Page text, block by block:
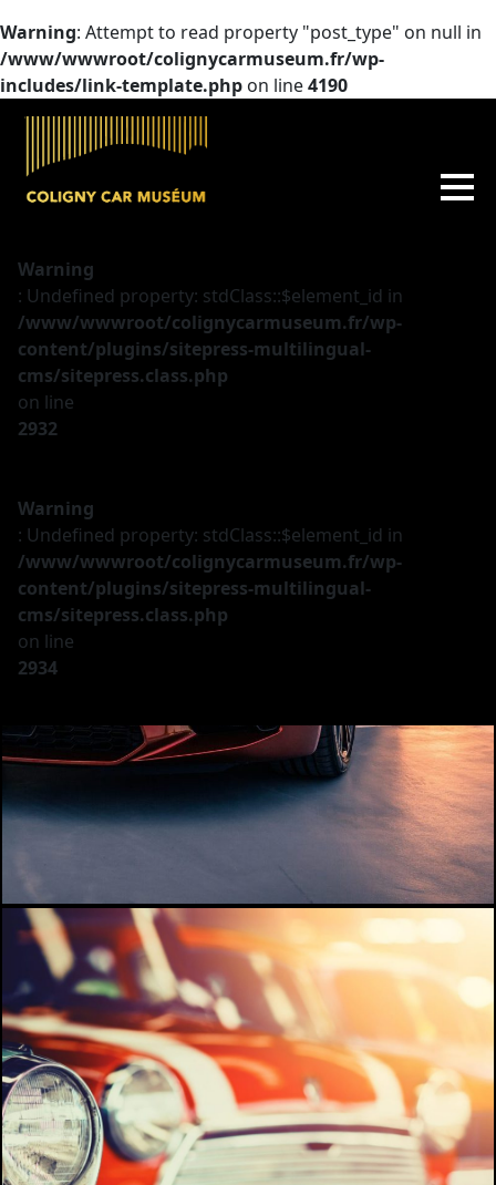
Warning: Attempt to read property "post_type" on null in
/www/wwwroot/colignycarmuseum.fr/wp-
includes/link-template.php on line4190
Warning
: Undefined property: stdClass::$element_id in
/www/wwwroot/colignycarmuseum.fr/wp-
content/plugins/sitepress-multilingual-
cms/sitepress.class.php
on line
2932
Warning
: Undefined property: stdClass::$element_id in
/www/wwwroot/colignycarmuseum.fr/wp-
content/plugins/sitepress-multilingual-
cms/sitepress.class.php
on line
2934
Le musée
Les véhicules
A vendre
Nos services
A propos
Partenaires
Infos pratiques
Contact
Billetterie